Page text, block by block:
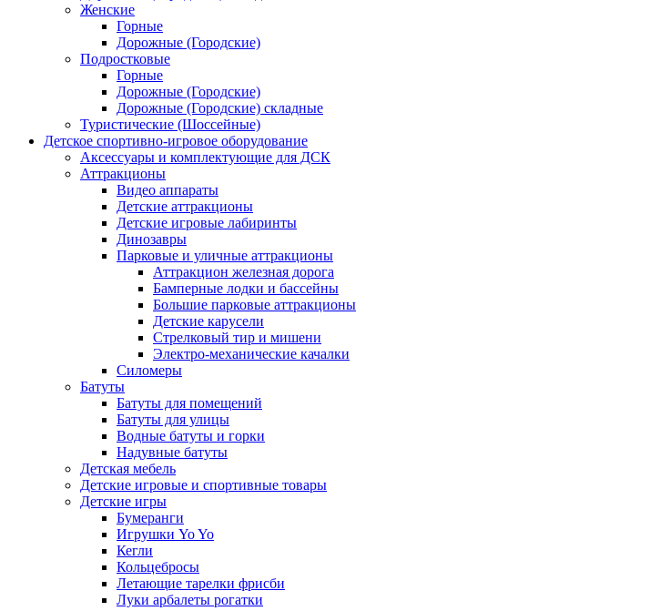
Женские
Горные
Дорожные (Городские)
Подростковые
Горные
Дорожные (Городские)
Дорожные (Городские) складные
Туристические (Шоссейные)
Детское спортивно-игровое оборудование
Аксессуары и комплектующие для ДСК
Аттракционы
Видео аппараты
Детские аттракционы
Детские игровые лабиринты
Динозавры
Парковые и уличные аттракционы
Аттракцион железная дорога
Бамперные лодки и бассейны
Большие парковые аттракционы
Детские карусели
Стрелковый тир и мишени
Электро-механические качалки
Силомеры
Батуты
Батуты для помещений
Батуты для улицы
Водные батуты и горки
Надувные батуты
Детская мебель
Детские игровые и спортивные товары
Детские игры
Бумеранги
Игрушки Yo Yo
Кегли
Кольцебросы
Летающие тарелки фрисби
Луки арбалеты рогатки